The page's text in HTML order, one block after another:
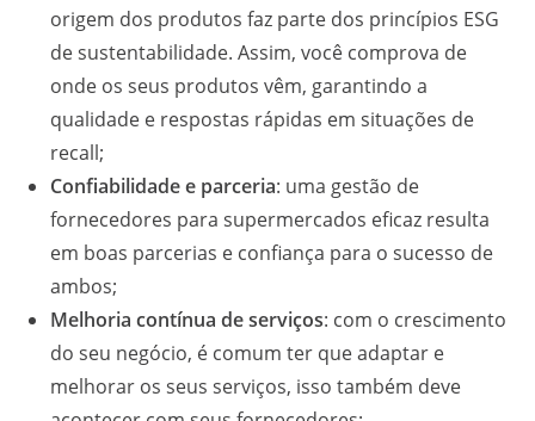
origem dos produtos faz parte dos princípios ESG
de sustentabilidade. Assim, você comprova de
onde os seus produtos vêm, garantindo a
qualidade e respostas rápidas em situações de
recall;
Confiabilidade e parceria: uma gestão de
fornecedores para supermercados eficaz resulta
em boas parcerias e confiança para o sucesso de
ambos;
Melhoria contínua de serviços: com o crescimento
do seu negócio, é comum ter que adaptar e
melhorar os seus serviços, isso também deve